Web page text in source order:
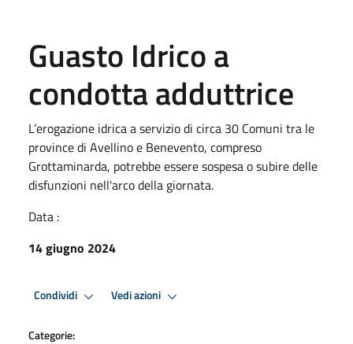
Guasto Idrico a
condotta adduttrice
L’erogazione idrica a servizio di circa 30 Comuni tra le
province di Avellino e Benevento, compreso
Grottaminarda, potrebbe essere sospesa o subire delle
disfunzioni nell'arco della giornata.
Data :
14 giugno 2024
Condividi Vedi azioni
Categorie: